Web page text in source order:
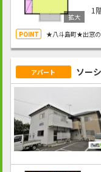
1
★八斗島町★出窓の
アパート ソー